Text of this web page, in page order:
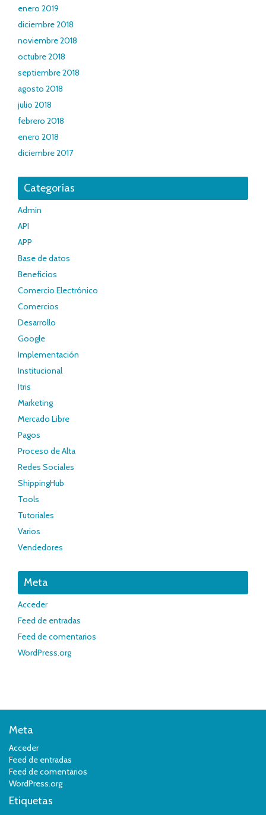
enero 2019
diciembre 2018
noviembre 2018
octubre 2018
septiembre 2018
agosto 2018
julio 2018
febrero 2018
enero 2018
diciembre 2017
Categorías
Admin
API
APP
Base de datos
Beneficios
Comercio Electrónico
Comercios
Desarrollo
Google
Implementación
Institucional
Itris
Marketing
Mercado Libre
Pagos
Proceso de Alta
Redes Sociales
ShippingHub
Tools
Tutoriales
Varios
Vendedores
Meta
Acceder
Feed de entradas
Feed de comentarios
WordPress.org
Meta
Acceder
Feed de entradas
Feed de comentarios
WordPress.org
Etiquetas